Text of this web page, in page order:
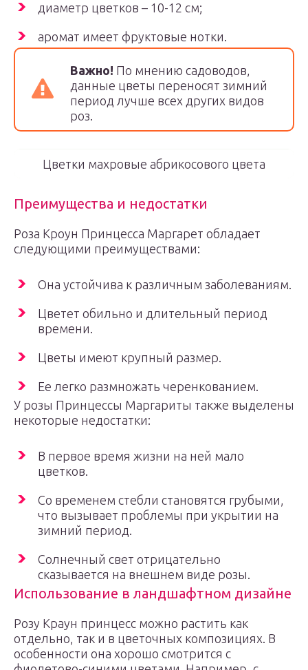
диаметр цветков – 10-12 см;
аромат имеет фруктовые нотки.
Важно! По мнению садоводов,
данные цветы переносят зимний
период лучше всех других видов
роз.
Цветки махровые абрикосового цвета
Преимущества и недостатки
Роза Кроун Принцесса Маргарет обладает
следующими преимуществами:
Она устойчива к различным заболеваниям.
Цветет обильно и длительный период
времени.
Цветы имеют крупный размер.
Ее легко размножать черенкованием.
У розы Принцессы Маргариты также выделены
некоторые недостатки:
В первое время жизни на ней мало
цветков.
Со временем стебли становятся грубыми,
что вызывает проблемы при укрытии на
зимний период.
Солнечный свет отрицательно
сказывается на внешнем виде розы.
Использование в ландшафтном дизайне
Розу Краун принцесс можно растить как
отдельно, так и в цветочных композициях. В
особенности она хорошо смотрится с